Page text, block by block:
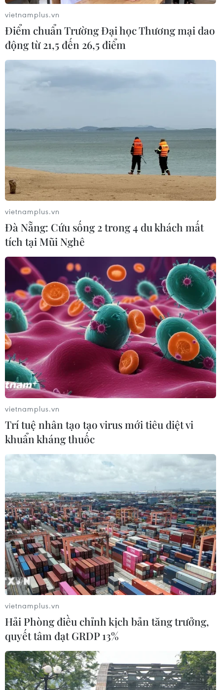
TIN CÙNG CHUYÊN MỤC
Quảng Trị: Mưa lớn gây ngập cục bộ,
vietnamplus.vn
Điểm chuẩn Trường Đại học Thương mại dao
động từ 21,5 đến 26,5 điểm
vietnamplus.vn
Đà Nẵng: Cứu sống 2 trong 4 du khách mất
tích tại Mũi Nghê
vietnamplus.vn
Trí tuệ nhân tạo tạo virus mới tiêu diệt vi
khuẩn kháng thuốc
vietnamplus.vn
Hải Phòng điều chỉnh kịch bản tăng trưởng,
quyết tâm đạt GRDP 13%